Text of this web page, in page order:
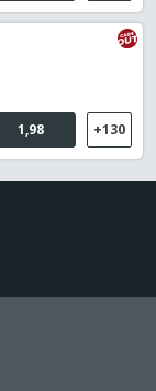
1,98 +130